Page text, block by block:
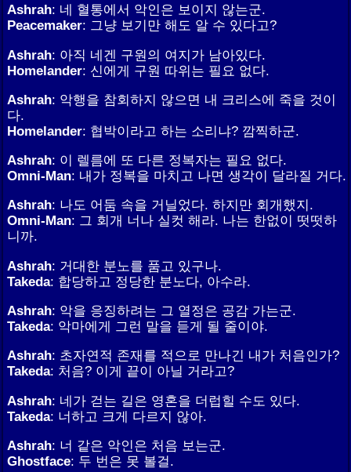
Ashrah: 네 혈통에서 악인은 보이지 않는군.
Peacemaker: 그냥 보기만 해도 알 수 있다고?
Ashrah: 아직 네겐 구원의 여지가 남아있다.
Homelander: 신에게 구원 따위는 필요 없다.
Ashrah: 악행을 참회하지 않으면 내 크리스에 죽을 것이
다.
Homelander: 협박이라고 하는 소리냐? 깜찍하군.
Ashrah: 이 렐름에 또 다른 정복자는 필요 없다.
Omni-Man: 내가 정복을 마치고 나면 생각이 달라질 거다.
Ashrah: 나도 어둠 속을 거닐었다. 하지만 회개했지.
Omni-Man: 그 회개 너나 실컷 해라. 나는 한없이 떳떳하
니까.
Ashrah: 거대한 분노를 품고 있구나.
Takeda: 합당하고 정당한 분노다, 아수라.
Ashrah: 악을 응징하려는 그 열정은 공감 가는군.
Takeda: 악마에게 그런 말을 듣게 될 줄이야.
Ashrah: 초자연적 존재를 적으로 만나긴 내가 처음인가?
Takeda: 처음? 이게 끝이 아닐 거라고?
Ashrah: 네가 걷는 길은 영혼을 더럽힐 수도 있다.
Takeda: 너하고 크게 다르지 않아.
Ashrah: 너 같은 악인은 처음 보는군.
Ghostface: 두 번은 못 볼걸.